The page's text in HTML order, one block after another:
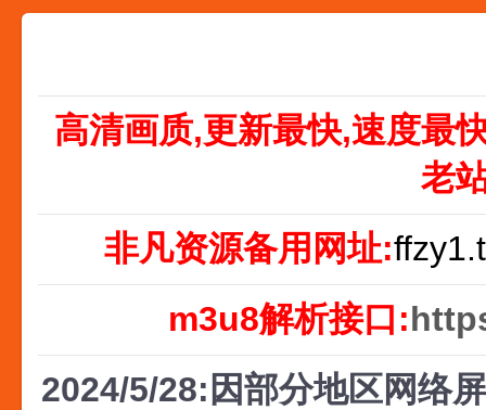
高清画质,更新最快,速度最
老
非凡资源备用网址:
m3u8解析接口:
2024/5/28:因部分地区网络